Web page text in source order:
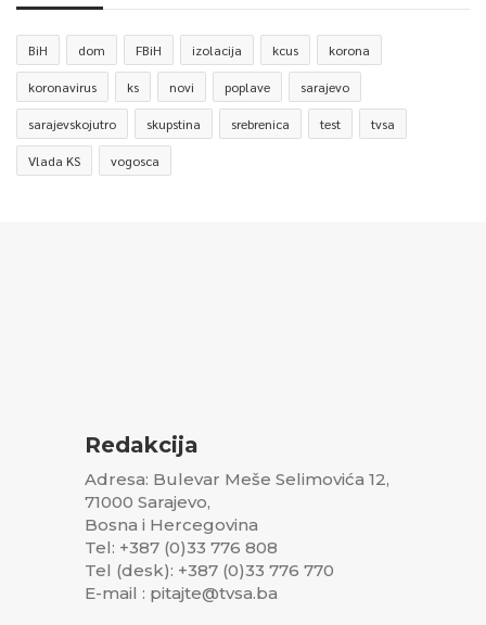
BiH dom FBiH izolacija kcus korona
koronavirus ks novi poplave sarajevo
sarajevskojutro skupstina srebrenica test tvsa
Vlada KS vogosca
Redakcija
Adresa: Bulevar Meše Selimovića 12,
71000 Sarajevo,
Bosna i Hercegovina
Tel: +387 (0)33 776 808
Tel (desk): +387 (0)33 776 770
E-mail : pitajte@tvsa.ba